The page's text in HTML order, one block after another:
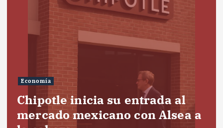
Economía
Chipotle inicia su entrada al
mercado mexicano con Alsea a